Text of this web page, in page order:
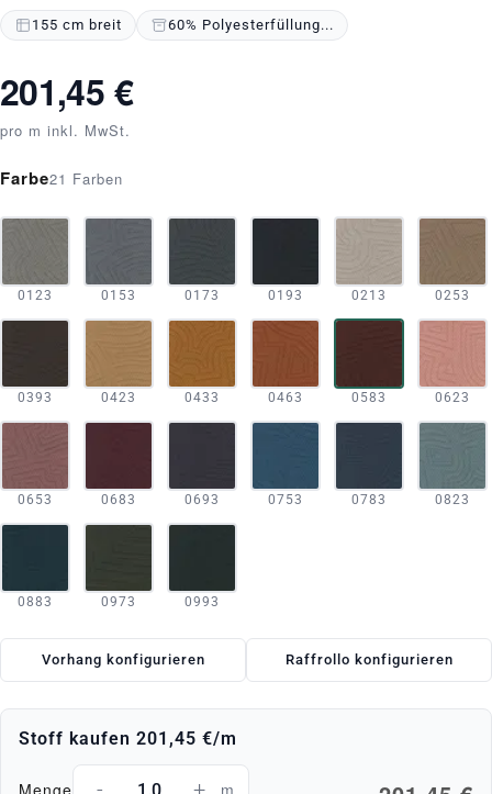
155 cm breit 60% Polyesterfüllung...
201,45 €
pro m inkl. MwSt.
Farbe21 Farben
0123 0153 0173 0193 0213 0253
0393 0423 0433 0463 0583 0623
0653 0683 0693 0753 0783 0823
0883 0973 0993
Vorhang konfigurieren Raffrollo konfigurieren
Stoff kaufen 201,45 €/m
Menge m